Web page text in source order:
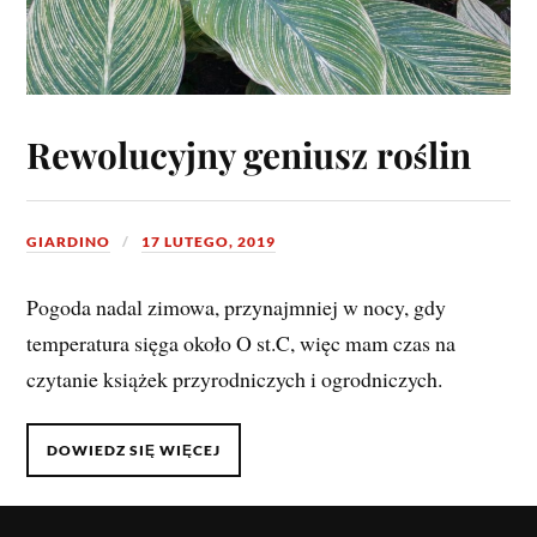
Rewolucyjny geniusz roślin
GIARDINO 17 LUTEGO, 2019
Pogoda nadal zimowa, przynajmniej w nocy, gdy
temperatura sięga około O st.C, więc mam czas na
czytanie książek przyrodniczych i ogrodniczych.
DOWIEDZ SIĘ WIĘCEJ